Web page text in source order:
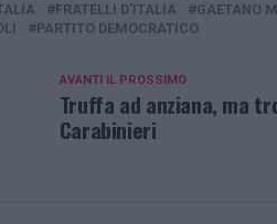
FRATELLI D'ITALIA GAETANO
PARTITO DEMOCRATICO
AVANTI IL ​​PROSSIMO
Truffa ad anziana, ma
Carabinieri